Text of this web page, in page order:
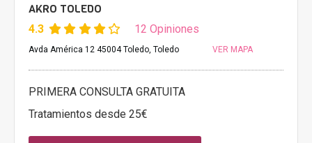
AKRO TOLEDO
4.3 12 Opiniones
Avda América 12 45004 Toledo, Toledo VER MAPA
PRIMERA CONSULTA GRATUITA
Tratamientos desde 25€